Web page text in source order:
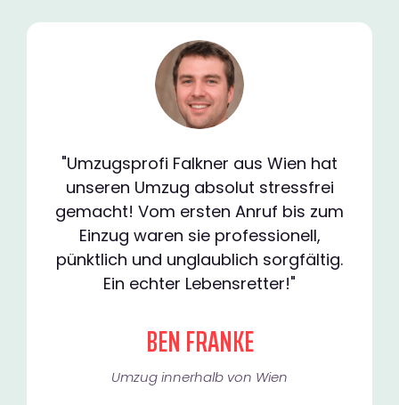
"Umzugsprofi Falkner aus Wien hat
unseren Umzug absolut stressfrei
gemacht! Vom ersten Anruf bis zum
Einzug waren sie professionell,
pünktlich und unglaublich sorgfältig.
Ein echter Lebensretter!"
BEN FRANKE
Umzug innerhalb von Wien​